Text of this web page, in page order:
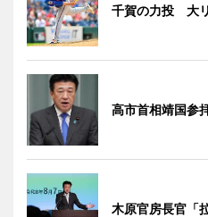
千賀の力投 大
高市首相靖国参
木原官房長官「